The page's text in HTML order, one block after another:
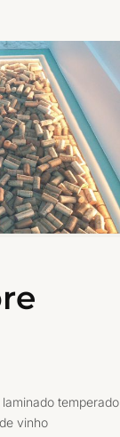
temperado
vinho